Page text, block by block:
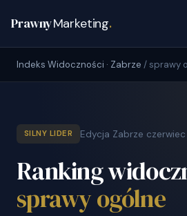
PrawnyMarketing.
Indeks Widoczności · Zabrze / sprawy
SILNY LIDER Edycja Zabrze
Ranking
sprawy ogólne